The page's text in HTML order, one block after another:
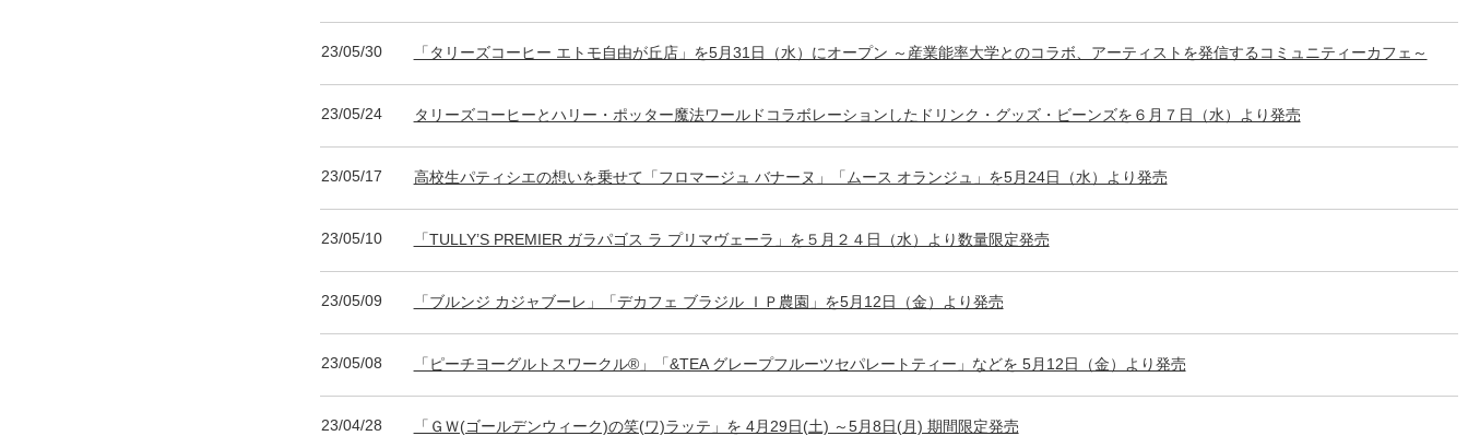
23/05/30 「タリーズコーヒー エトモ自由が丘店」を5月31日（水）にオープン ～産業能率大学とのコラボ、アーティストを発信するコミュニティーカフェ～
23/05/24 タリーズコーヒーとハリー・ポッター魔法ワールドコラボレーションしたドリンク・グッズ・ビーンズを６月７日（水）より発売
23/05/17 高校生パティシエの想いを乗せて「フロマージュ バナーヌ」「ムース オランジュ」を5月24日（水）より発売
23/05/10 「TULLY’S PREMIER ガラパゴス ラ プリマヴェーラ」を５月２４日（水）より数量限定発売
23/05/09 「ブルンジ カジャブーレ」「デカフェ ブラジル ＩＰ農園」を5月12日（金）より発売
23/05/08 「ピーチヨーグルトスワークル®」「&TEA グレープフルーツセパレートティー」などを 5月12日（金）より発売
23/04/28 「ＧＷ(ゴールデンウィーク)の笑(ワ)ラッテ」を 4月29日(土) ～5月8日(月) 期間限定発売